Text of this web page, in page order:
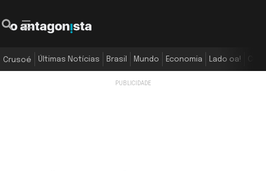
Crusoé Últimas Notícias Brasil Mundo Economia Lado oa!